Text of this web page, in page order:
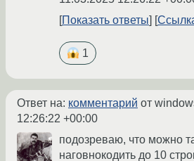
Показать ответы
1
Ответ на: комментарий от
12:26:22 +00:00
подозреваю, что можно
наговнокодить до 10